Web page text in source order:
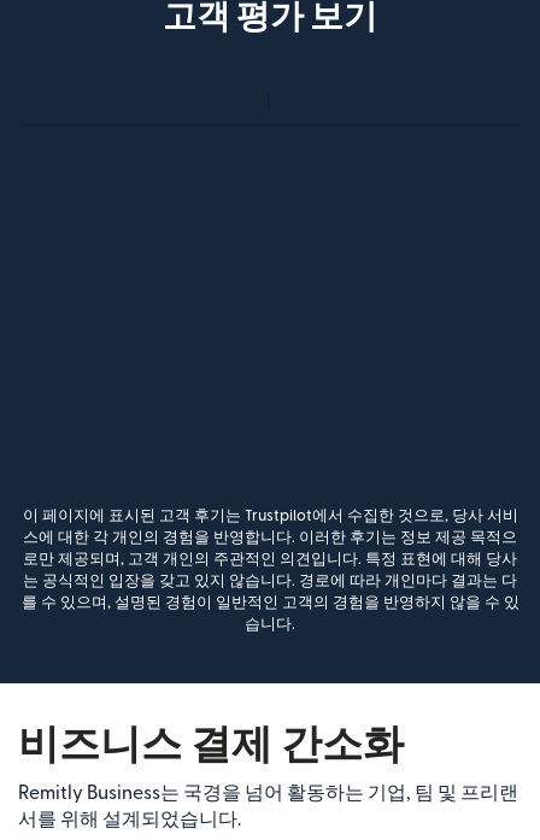
고객 평가 보기
이 페이지에 표시된 고객 후기는 Trustpilot에서 수집한 것으로, 당사 서비
스에 대한 각 개인의 경험을 반영합니다. 이러한 후기는 정보 제공 목적으
로만 제공되며, 고객 개인의 주관적인 의견입니다. 특정 표현에 대해 당사
는 공식적인 입장을 갖고 있지 않습니다. 경로에 따라 개인마다 결과는 다
를 수 있으며, 설명된 경험이 일반적인 고객의 경험을 반영하지 않을 수 있
습니다.
비즈니스 결제 간소화
Remitly Business는 국경을 넘어 활동하는 기업, 팀 및 프리랜
서를 위해 설계되었습니다.